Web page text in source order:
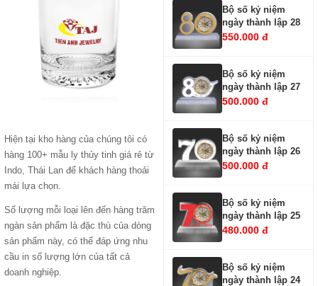
Hiện tại kho hàng của chúng tôi có
hàng 100+ mẫu ly thủy tinh giá rẻ từ
Indo, Thái Lan để khách hàng thoải
mái lựa chọn.
Số lượng mỗi loại lên đến hàng trăm
ngàn sản phẩm là đặc thù của dòng
sản phẩm này, có thể đáp ứng nhu
cầu in số lượng lớn của tất cả
doanh nghiệp.
Bộ số kỷ niệm
ngày thành lập 28
550.000 đ
Bộ số kỷ niệm
ngày thành lập 27
500.000 đ
Bộ số kỷ niệm
ngày thành lập 26
500.000 đ
Bộ số kỷ niệm
ngày thành lập 25
480.000 đ
Bộ số kỷ niệm
ngày thành lập 24